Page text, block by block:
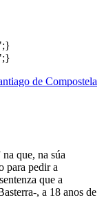
de Compostela
que, na súa
para pedir a
que a
, a 18 anos de